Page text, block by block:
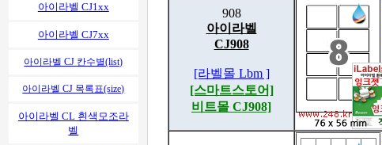
아이라벨 CJ1xx
아이라벨 CJ7xx
아이라벨 CJ 칸수별(list)
아이라벨 CJ 목록표(size)
아이라벨 CL 흰색모조라
벨
908
아이라벨
CJ908
[라벨몰 Lbm ]
[스마트스토어]
비트몰 CJ908]